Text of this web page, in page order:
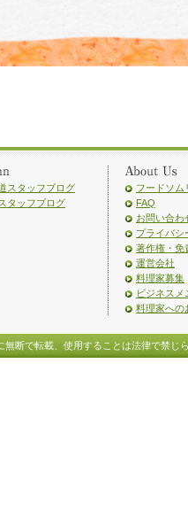
スタッフブログ
タッフブログ
フードソム
FAQ
お問い合わ
プライバシ
著作権・免
運営会社
料理家募集
ビジネスメ
料理家への
断で転載、使用することは法律で禁じ